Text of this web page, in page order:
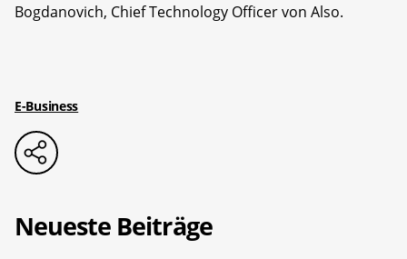
Bogdanovich, Chief Technology Officer von Also.
E-Business
Neueste Beiträge